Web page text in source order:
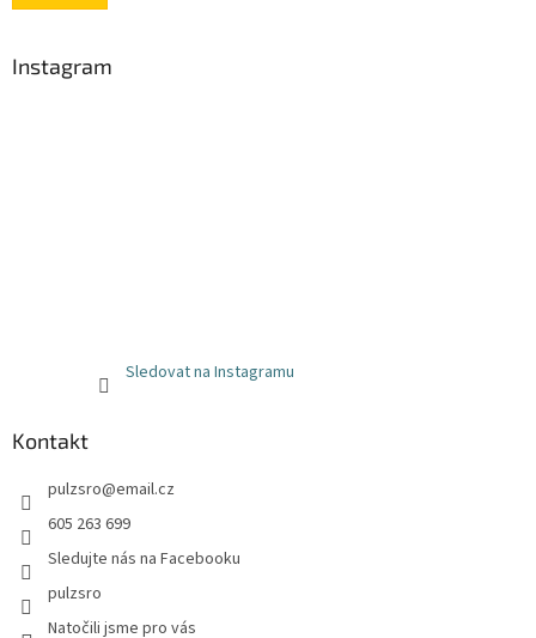
Instagram
Sledovat na Instagramu
Kontakt
pulzsro@email.cz
605 263 699
Sledujte nás na Facebooku
pulzsro
Natočili jsme pro vás